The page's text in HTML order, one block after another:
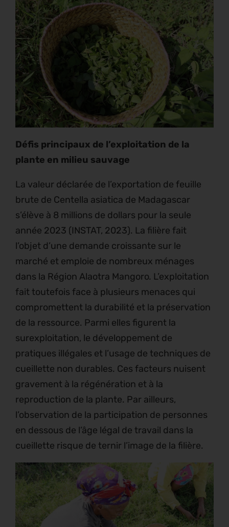
Défis principaux de l’exploitation de la
plante en milieu sauvage
La valeur déclarée de l’exportation de feuille
brute de Centella asiatica de Madagascar
s’élève à 8 millions de dollars pour la seule
année 2023 (INSTAT, 2023). La filière fait
l’objet d’une demande croissante sur le
marché et emploie de nombreux ménages
dans la Région Alaotra Mangoro. L’exploitation
fait toutefois face à plusieurs menaces qui
compromettent la durabilité et la préservation
de la ressource. Parmi elles figurent la
surexploitation, le développement de
pratiques illégales et l’usage de techniques de
cueillette non durables. Ces facteurs nuisent
gravement à la régénération et à la
reproduction de la plante. Par ailleurs,
l’observation de la participation de personnes
en dessous de l’âge légal de travail dans la
cueillette risque de ternir l’image de la filière.